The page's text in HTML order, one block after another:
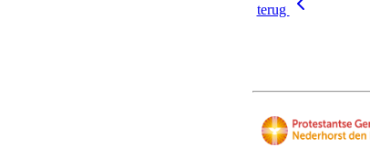
terug